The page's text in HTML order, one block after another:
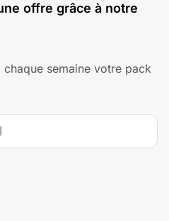
offre grâce à notre
semaine votre pack